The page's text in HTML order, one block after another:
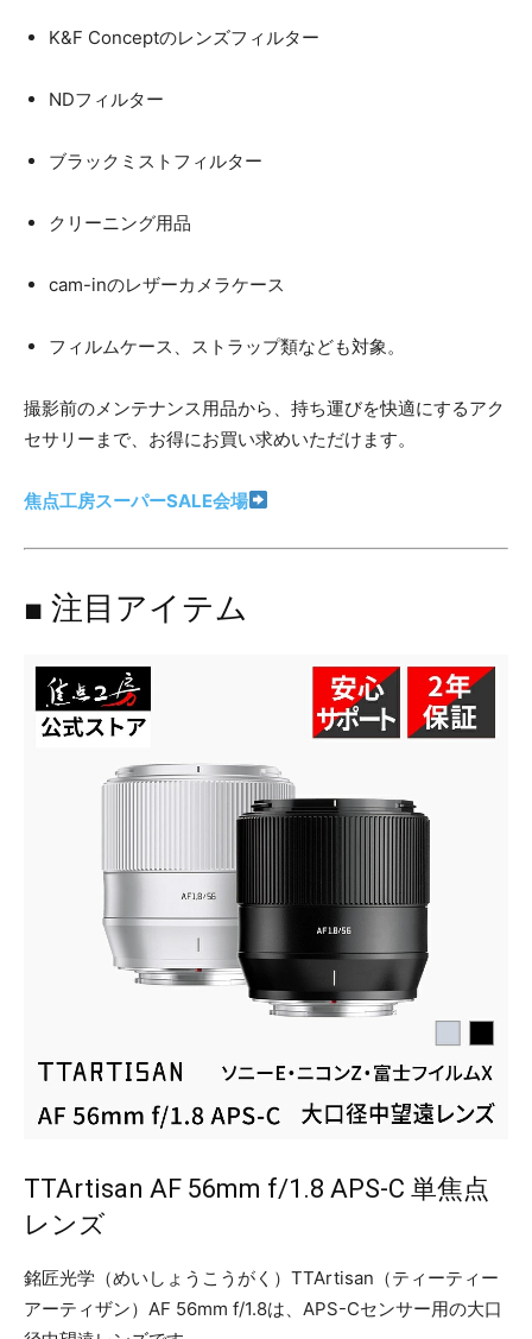
K&F Conceptのレンズフィルター
NDフィルター
ブラックミストフィルター
クリーニング用品
cam-inのレザーカメラケース
フィルムケース、ストラップ類なども対象。
撮影前のメンテナンス用品から、持ち運びを快適にするアク
セサリーまで、お得にお買い求めいただけます。
焦点工房スーパーSALE会場
■ 注目アイテム
TTArtisan AF 56mm f/1.8 APS-C 単焦点
レンズ
銘匠光学（めいしょうこうがく）TTArtisan（ティーティー
アーティザン）AF 56mm f/1.8は、APS-Cセンサー用の大口